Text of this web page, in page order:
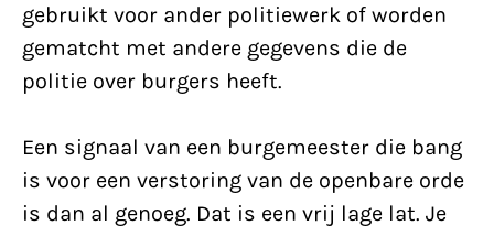
gebruikt voor ander politiewerk of worden
gematcht met andere gegevens die de
politie over burgers heeft.
Een signaal van een burgemeester die bang
is voor een verstoring van de openbare orde
is dan al genoeg. Dat is een vrij lage lat. Je